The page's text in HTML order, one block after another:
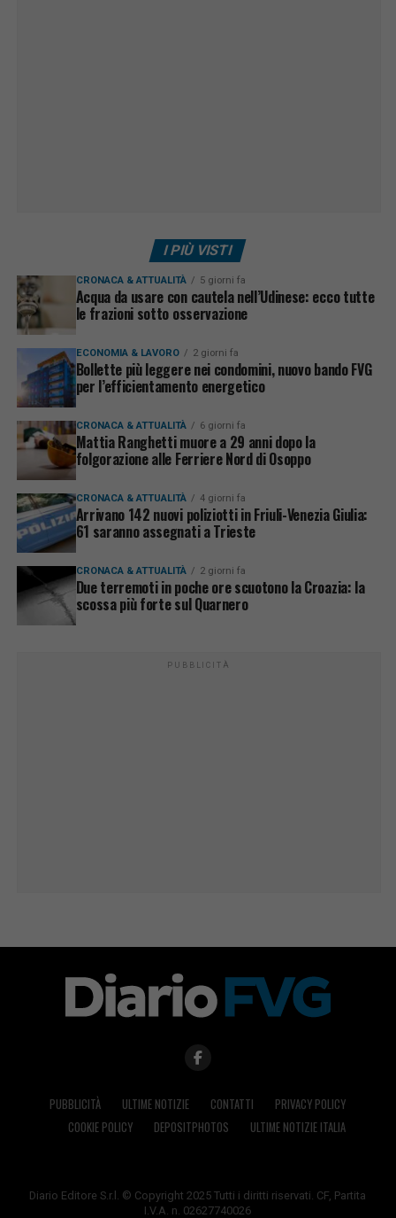
I PIÙ VISTI
CRONACA & ATTUALITÀ 5 giorni fa
Acqua da usare con cautela nell’Udinese: ecco tutte
le frazioni sotto osservazione
ECONOMIA & LAVORO 2 giorni fa
Bollette più leggere nei condomini, nuovo bando FVG
per l’efficientamento energetico
CRONACA & ATTUALITÀ 6 giorni fa
Mattia Ranghetti muore a 29 anni dopo la
folgorazione alle Ferriere Nord di Osoppo
CRONACA & ATTUALITÀ 4 giorni fa
Arrivano 142 nuovi poliziotti in Friuli-Venezia Giulia:
61 saranno assegnati a Trieste
CRONACA & ATTUALITÀ 2 giorni fa
Due terremoti in poche ore scuotono la Croazia: la
scossa più forte sul Quarnero
PUBBLICITÀ
PUBBLICITÀ ULTIME NOTIZIE CONTATTI
PRIVACY POLICY
COOKIE POLICY
DEPOSITPHOTOS ULTIME NOTIZIE ITALIA
Diario Editore S.r.l. © Copyright 2025 Tutti i diritti riservati. CF, Partita
I.V.A. n. 02627740026